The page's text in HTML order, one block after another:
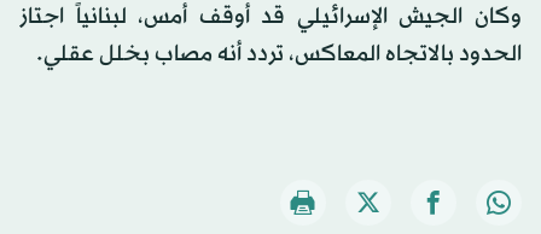
وكان الجيش الإسرائيلي قد أوقف أمس، لبنانياً اجتاز
الحدود بالاتجاه المعاكس، تردد أنه مصاب بخلل عقلي.